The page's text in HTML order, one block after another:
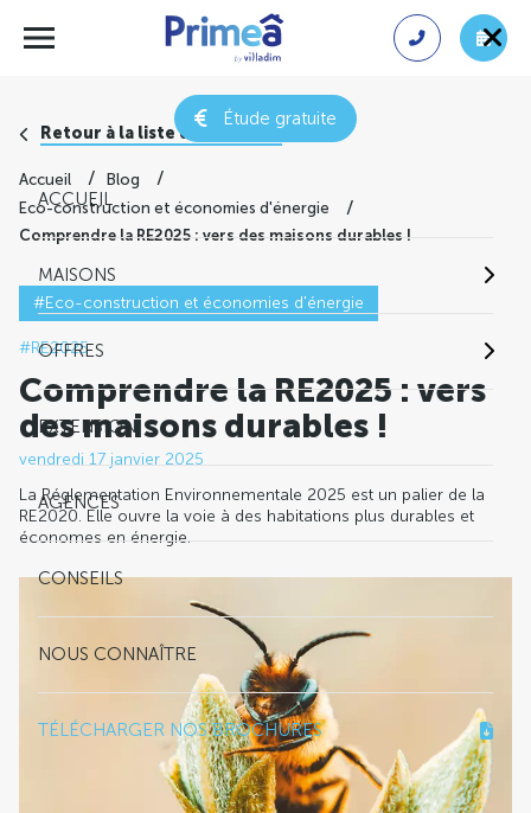
Étude gratuite
ACCUEIL
MAISONS
OFFRES
EXTENSION
AGENCES
CONSEILS
NOUS CONNAÎTRE
TÉLÉCHARGER NOS BROCHURES
Retour à la liste des conseils
Accueil
Blog
Eco-construction et économies d'énergie
Comprendre la RE2025 : vers des maisons durables !
#Eco-construction et économies d'énergie
#RE2025
Comprendre la RE2025 : vers
des maisons durables !
vendredi 17 janvier 2025
La Réglementation Environnementale 2025 est un palier de la
RE2020. Elle ouvre la voie à des habitations plus durables et
économes en énergie.